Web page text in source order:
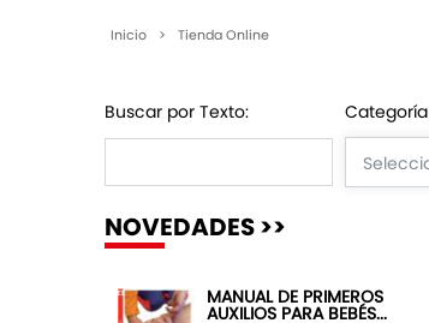
Inicio > Tienda Online
Buscar por Texto: Categoría
NOVEDADES >>
MANUAL DE PRIMEROS
AUXILIOS PARA BEBÉS...